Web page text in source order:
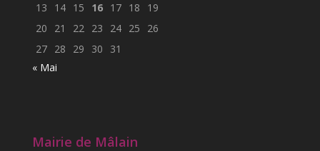
13
14 15 16 17 18
19
20
21 22 23 24 25
26
27 28 29 30
31
« Mai
Mairie de Mâlain